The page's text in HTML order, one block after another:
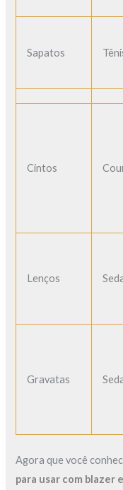
Sapatos
Cintos
Lenços
Gravatas
Agora que você
para usar com blazer